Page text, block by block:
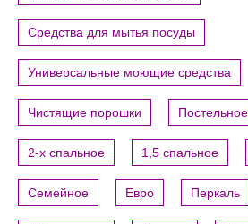
Средства для мытья посуды
Универсальные моющие средства
Чистящие порошки
2-х спальное 1,5 спальное
Семейное Евро Перкаль